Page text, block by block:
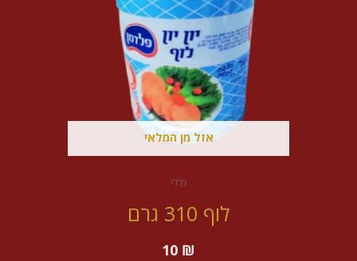
אזל מן המלאי
כללי
לוף 310 גרם
10 ₪